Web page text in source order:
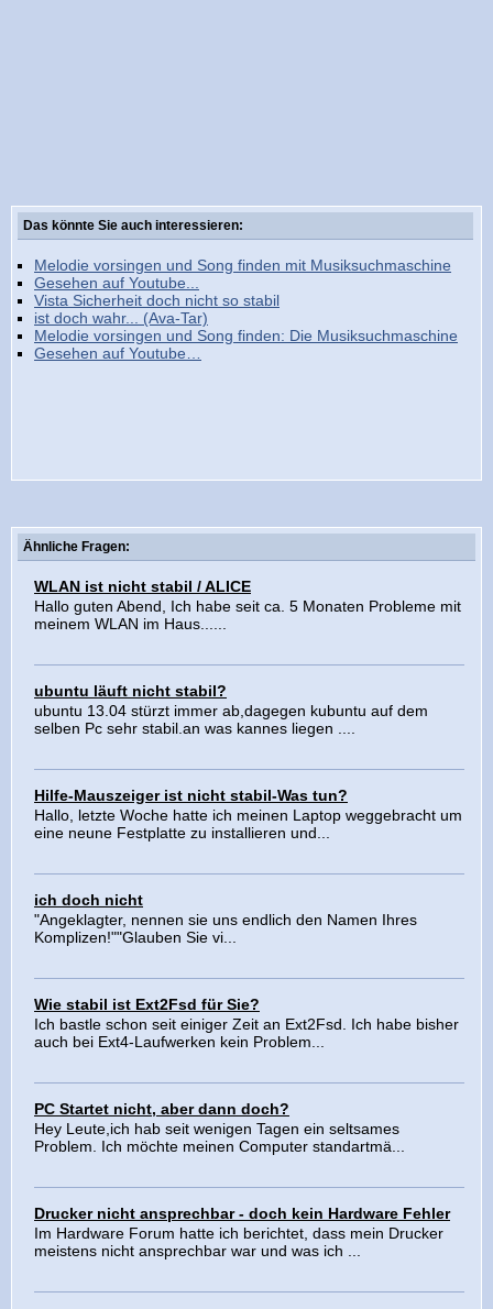
Das könnte Sie auch interessieren:
Melodie vorsingen und Song finden mit Musiksuchmaschine
Gesehen auf Youtube...
Vista Sicherheit doch nicht so stabil
ist doch wahr... (Ava-Tar)
Melodie vorsingen und Song finden: Die Musiksuchmaschine
Gesehen auf Youtube…
Ähnliche Fragen:
WLAN ist nicht stabil / ALICE
Hallo guten Abend, Ich habe seit ca. 5 Monaten Probleme mit
meinem WLAN im Haus......
ubuntu läuft nicht stabil?
ubuntu 13.04 stürzt immer ab,dagegen kubuntu auf dem
selben Pc sehr stabil.an was kannes liegen ....
Hilfe-Mauszeiger ist nicht stabil-Was tun?
Hallo, letzte Woche hatte ich meinen Laptop weggebracht um
eine neune Festplatte zu installieren und...
ich doch nicht
"Angeklagter, nennen sie uns endlich den Namen Ihres
Komplizen!""Glauben Sie vi...
Wie stabil ist Ext2Fsd für Sie?
Ich bastle schon seit einiger Zeit an Ext2Fsd. Ich habe bisher
auch bei Ext4-Laufwerken kein Problem...
PC Startet nicht, aber dann doch?
Hey Leute,ich hab seit wenigen Tagen ein seltsames
Problem. Ich möchte meinen Computer standartmä...
Drucker nicht ansprechbar - doch kein Hardware Fehler
Im Hardware Forum hatte ich berichtet, dass mein Drucker
meistens nicht ansprechbar war und was ich ...